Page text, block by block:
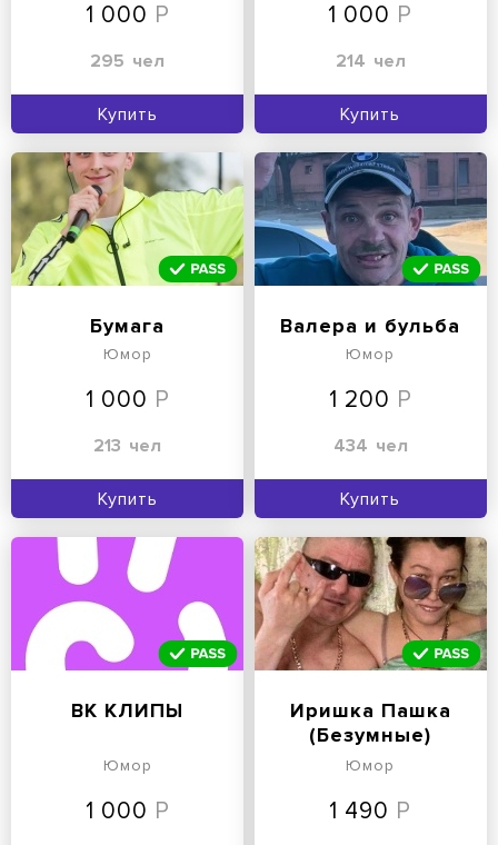
1 000
295 чел
Купить
1 000
214 чел
Купить
Бумага
Юмор
1 000
213 чел
Купить
Валера и бульба
Юмор
1 200
434 чел
Купить
ВК КЛИПЫ
Юмор
1 000
Иришка Пашка
(Безумные)
Юмор
1 490